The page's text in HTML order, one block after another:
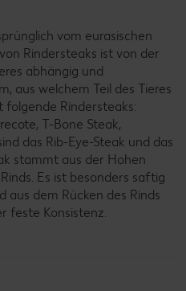
vom eurasischen
Rindersteaks ist von der
abhängig und
aus welchem Teil des Tieres
folgende Rindersteaks:
T-Bone Steak,
das Rib-Eye-Steak und das
stammt aus der Hohen
Es ist besonders saftig
aus dem Rücken des Rinds
feste Konsistenz.